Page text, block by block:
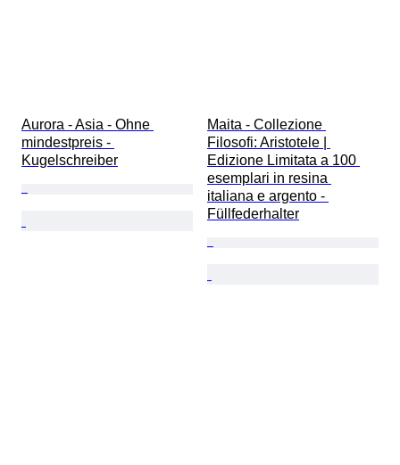
Aurora - Asia - Ohne
mindestpreis -
Kugelschreiber
Maita - Collezione
Filosofi: Aristotele |
Edizione Limitata a 100
esemplari in resina
italiana e argento -
Füllfederhalter